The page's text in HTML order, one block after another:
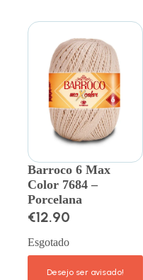
Barroco 6 Max
Color 7684 –
Porcelana
€12.90
Esgotado